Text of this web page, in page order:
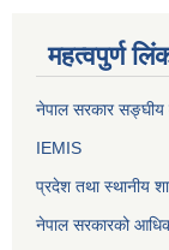
महत्वपुर्ण
नेपाल सरकार सङ्घीय
IEMIS
प्रदेश तथा स्थानीय
नेपाल सरकारको